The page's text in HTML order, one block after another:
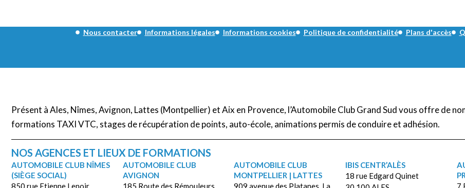
Nous contacter Informations légales Informations cookies Politique de confidentialité Plans d'accès
Présent à Ales, Nîmes, Avignon, Lattes (Montpellier) et Aix en Provence, l’Automobile Club Grand Sud vous offre de
formations TAXI VTC, stages de récupération de points, auto-école, animations permis de conduire et adhésion.
NOS AGENCES ET LIEUX DE FORMATIONS
AUTOMOBILE CLUB NÎMES
(SIÈGE SOCIAL)
AUTOMOBILE CLUB
AVIGNON
AUTOMOBILE CLUB
MONTPELLIER | LATTES
IBIS CENTR’ALÈS
18 rue Edgard Quinet